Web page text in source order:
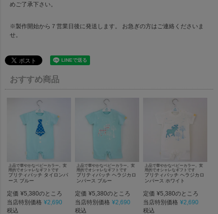
めご了承下さい。
※製作開始から７営業日後に発送します。 お急ぎの方はご連絡くださいま
せ。
おすすめ商品
上品で華やかなベビーカラー。実
用的でオシャレなギフトです
プリティパッチ タイロンパ
ース ブルー
定価 ¥5,380のところ
当店特別価格 ¥2,690
税込
上品で華やかなベビーカラー。実
用的でオシャレなギフトです
プリティパッチ ヘラジカロ
ンパース ブルー
定価 ¥5,380のところ
当店特別価格 ¥2,690
税込
上品で華やかなベビーカラー。実
用的でオシャレなギフトです
プリティパッチ ヘラジカロ
ンパース ホワイト
定価 ¥5,380のところ
当店特別価格 ¥2,690
税込